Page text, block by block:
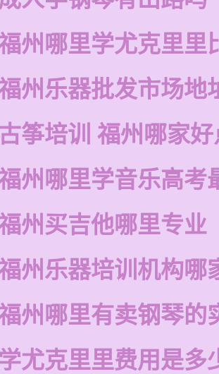
州哪里学尤克里里
州乐器批发市场地
古筝培训 福州哪家好
州哪里学音乐高考
州买吉他哪里专业
州乐器培训机构哪
州哪里有卖钢琴的
学尤克里里费用是多